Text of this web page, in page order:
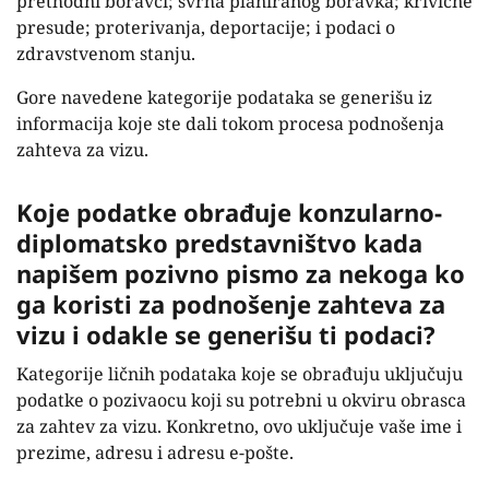
presude; proterivanja, deportacije; i podaci o
zdravstvenom stanju.
Gore navedene kategorije podataka se generišu iz
informacija koje ste dali tokom procesa podnošenja
zahteva za vizu.
Koje podatke obrađuje konzularno-
diplomatsko predstavništvo kada
napišem pozivno pismo za nekoga ko
ga koristi za podnošenje zahteva za
vizu i odakle se generišu ti podaci?
Kategorije ličnih podataka koje se obrađuju uključuju
podatke o pozivaocu koji su potrebni u okviru obrasca
za zahtev za vizu. Konkretno, ovo uključuje vaše ime i
prezime, adresu i adresu e-pošte.